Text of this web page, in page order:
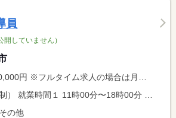
員
開していません）
人の場合は月額（換算額）、パート求人の場合は時間額を表示しています。
の他